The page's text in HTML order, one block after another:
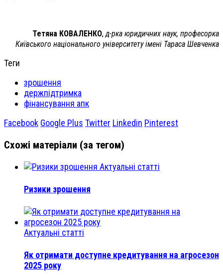
Тетяна КОВАЛЕНКО,д-рка юридичних наук, професорка
Київського національного університету імені Тараса Шевченка
Теги
зрошення
держпідтримка
фінансування апк
Facebook Google Plus Twitter Linkedin Pinterest
Схожі матеріали (за тегом)
Актуальні статті
Ризики зрошення
Актуальні статті
Як отримати доступне кредитування на агросезон
2025 року